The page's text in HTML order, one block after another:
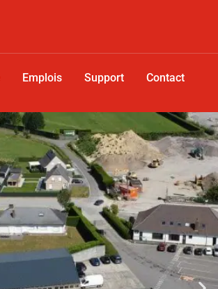
Emplois Support Contact